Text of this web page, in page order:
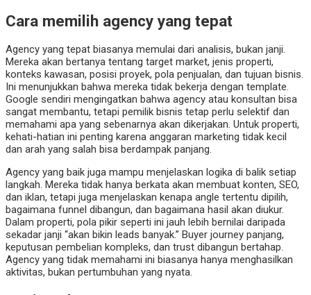
Cara memilih agency yang tepat
Agency yang tepat biasanya memulai dari analisis, bukan janji.
Mereka akan bertanya tentang target market, jenis properti,
konteks kawasan, posisi proyek, pola penjualan, dan tujuan bisnis.
Ini menunjukkan bahwa mereka tidak bekerja dengan template.
Google sendiri mengingatkan bahwa agency atau konsultan bisa
sangat membantu, tetapi pemilik bisnis tetap perlu selektif dan
memahami apa yang sebenarnya akan dikerjakan. Untuk properti,
kehati-hatian ini penting karena anggaran marketing tidak kecil
dan arah yang salah bisa berdampak panjang.
Agency yang baik juga mampu menjelaskan logika di balik setiap
langkah. Mereka tidak hanya berkata akan membuat konten, SEO,
dan iklan, tetapi juga menjelaskan kenapa angle tertentu dipilih,
bagaimana funnel dibangun, dan bagaimana hasil akan diukur.
Dalam properti, pola pikir seperti ini jauh lebih bernilai daripada
sekadar janji “akan bikin leads banyak.” Buyer journey panjang,
keputusan pembelian kompleks, dan trust dibangun bertahap.
Agency yang tidak memahami ini biasanya hanya menghasilkan
aktivitas, bukan pertumbuhan yang nyata.